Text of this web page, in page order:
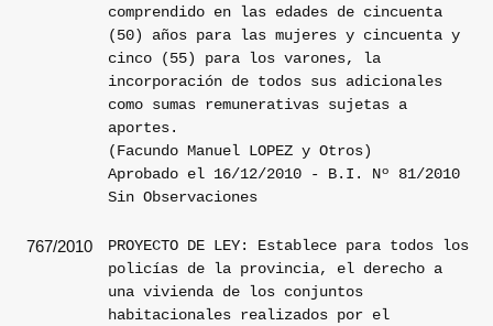
comprendido en las edades de cincuenta
(50) años para las mujeres y cincuenta y
cinco (55) para los varones, la
incorporación de todos sus adicionales
como sumas remunerativas sujetas a
aportes.
(Facundo Manuel LOPEZ y Otros)
Aprobado el 16/12/2010 - B.I. Nº 81/2010
Sin Observaciones
767/2010
PROYECTO DE LEY: Establece para todos los
policías de la provincia, el derecho a
una vivienda de los conjuntos
habitacionales realizados por el